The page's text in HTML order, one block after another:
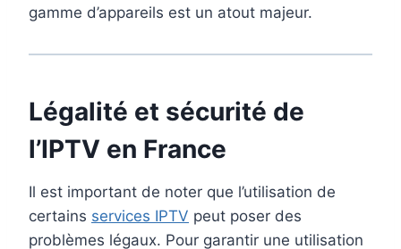
gamme d’appareils est un atout majeur.
Légalité et sécurité de
l’IPTV en France
Il est important de noter que l’utilisation de
certains services IPTV peut poser des
problèmes légaux. Pour garantir une utilisation